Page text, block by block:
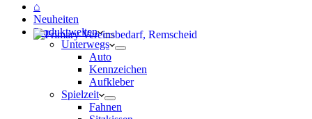
⌂
Neuheiten
Produktwelten
Unterwegs
Auto
Kennzeichen
Aufkleber
Spielzeit
Fahnen